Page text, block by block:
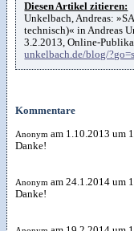
Diesen Artikel zitieren:
Unkelbach, Andreas:
technisch)« in Andreas
3.2.2013, Online-
unkelbach.de/blog/
Kommentare
Anonym am 1.10.2013 um
Danke!
Anonym am 24.1.2014 um
Danke!